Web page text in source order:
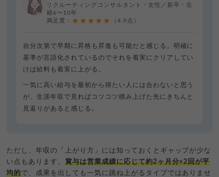
リクルーティングコンサルタント・女性／新卒・在
籍6〜10年
満足度： ★★★★★ （4.9点）
自分次第で早期に昇格も昇進も可能だと感じる。明確に
基準が言語化されているのでそれを着実にクリアしてい
けば給料も着実に上がる。
一気に高い給与を最初から得たい人には合わないと思う
が、生涯年収で見ればコツコツ積み上げた先にきちんと
見返りがあると感じる。
ただし、年収の「上がり方」には知っておくとギャップが少な
い点もあります。賞与は営業成績に応じて約2ヶ月分×2回が平
均的で、成果を出しても一気に跳ね上がるタイプではありませ